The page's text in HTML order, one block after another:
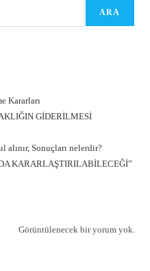
ARA
Kararları
GİDERİLMESİ
Sonuçları nelerdir?
KARARLAŞTIRILABİLECEĞİ”
Görüntülenecek bir yorum yok.